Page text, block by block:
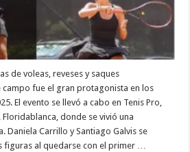
de voleas, reveses y saques
campo fue el gran protagonista en los
El evento se llevó a cabo en Tenis Pro,
donde se vivió una
Daniela Carrillo y Santiago Galvis se
figuras al quedarse con el primer …